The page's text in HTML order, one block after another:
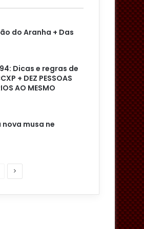
do Aranha + Das
Dicas e regras de
+ DEZ PESSOAS
AO MESMO
musa ne